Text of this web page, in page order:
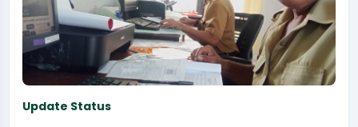
Update Status